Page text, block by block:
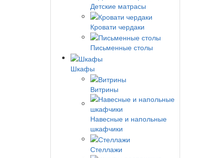
Детские матрасы
Кровати чердаки
Письменные столы
Шкафы
Витрины
Навесные и напольные
шкафчики
Стеллажи